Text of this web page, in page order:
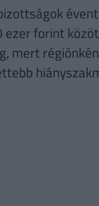
forint
mert